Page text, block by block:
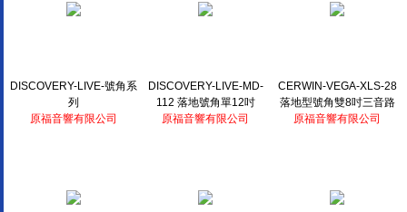
DISCOVERY-LIVE-號角系
列
原福音響有限公司
DISCOVERY-LIVE-MD-
112 落地號角單12吋
原福音響有限公司
CERWIN-VEGA-XLS-28
落地型號角雙8吋三音路
原福音響有限公司